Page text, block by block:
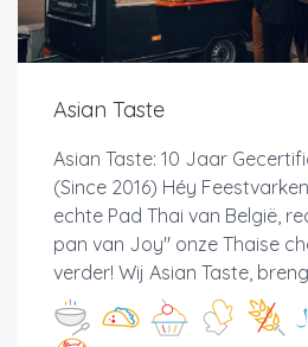
Asian Taste
Asian Taste: 10 Jaar
(Since 2016) Héy
echte Pad Thai van België,
pan van Joy" onze Thaise
verder! Wij Asian Taste,